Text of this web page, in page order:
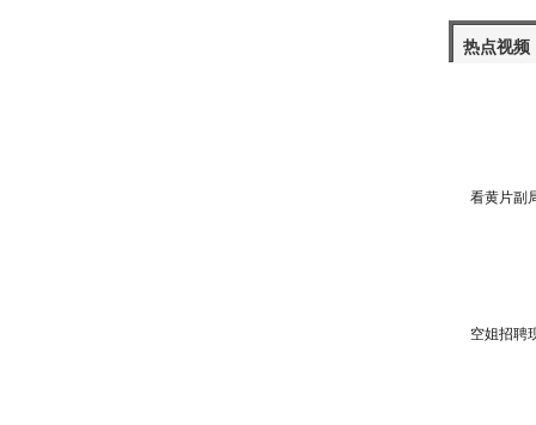
热点视频
看黄片副
空姐招聘